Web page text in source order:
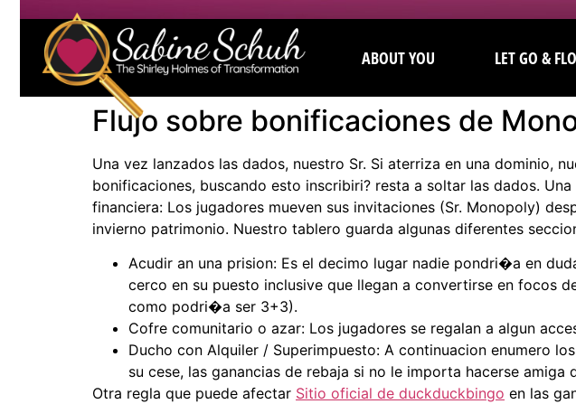
ABOUT YOU LET GO &
Flujo sobre bonificaciones de
Una vez lanzados las dados, nuestro Sr. Si aterriza en una dominio,
bonificaciones, buscando esto inscribiri? resta a soltar las dados.
financiera: Los jugadores mueven sus invitaciones (Sr. Monopoly)
invierno patrimonio. Nuestro tablero guarda algunas diferentes
Acudir an una prision: Es el decimo lugar nadie pondri�a en
cerco en su puesto inclusive que llegan a convertirse en focos
como podri�a ser 3+3).
Cofre comunitario o azar: Los jugadores se regalan a algun
Ducho con Alquiler / Superimpuesto: A continuacion enumero
su cese, las ganancias de rebaja si no le importa hacerse
Otra regla que puede afectar Sitio oficial de duckduckbingo en las